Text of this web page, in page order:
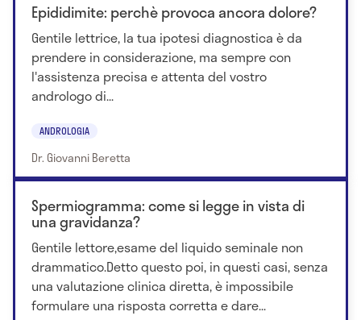
Studio dell'Infertilita' di Coppia ed Azoospermia
della Societa' Italiana di Andrologia (SIA) e'
attualmente, sempre per la SIA, Membro della
Commissione per il censimento e la certificazione
degli iscritti che svolgono la loro attività
professionale in ambito riproduttivo (Road Map
Commission). Giovanni Beretta annovera inoltre
una casistica ed una esperienza chirurgica
nell'ambito del trattamento delle problematiche
sessuali maschili (protesi peniene, chirurgia
plastica di corpi cavernosi) e nelle terapie delle
disfunzioni riproduttive (ricostruzione delle vie
seminali, recupero spermatozoi dai testicoli).
Consulente di riviste e periodici di divulgazione
Epididimite: perchè provoca ancora dolore?
Gentile lettrice, la tua ipotesi diagnostica è da
prendere in considerazione, ma sempre con
l'assistenza precisa e attenta del vostro
andrologo di...
ANDROLOGIA
Dr. Giovanni Beretta
Spermiogramma: come si legge in vista di
una gravidanza?
Gentile lettore,esame del liquido seminale non
drammatico.Detto questo poi, in questi casi, senza
una valutazione clinica diretta, è impossibile
formulare una risposta corretta e dare...